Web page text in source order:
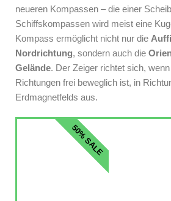
neueren Kompassen – die einer
Schiffskompassen wird meist eine
Kompass ermöglicht nicht nur die
Nordrichtung, sondern auch die
Gelände. Der Zeiger richtet sich,
Richtungen frei beweglich ist, in
Erdmagnetfelds aus.
50% SALE